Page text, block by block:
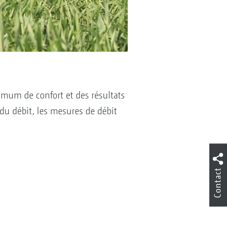
de confort et des résultats
débit, les mesures de débit
Contact